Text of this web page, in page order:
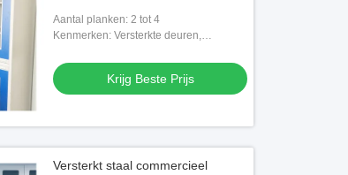
Aantal planken: 2 tot 4
Kenmerken: Versterkte deuren,
panelen
Krijg Beste Prijs
Versterkt staal commercieel